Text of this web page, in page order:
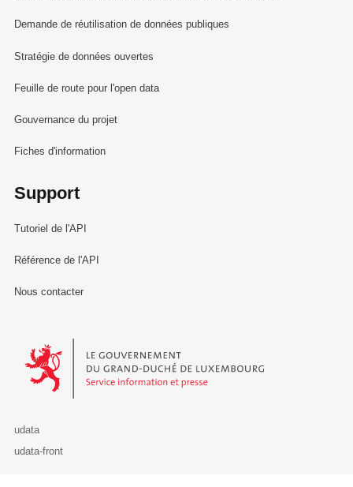
Demande de réutilisation de données publiques
Stratégie de données ouvertes
Feuille de route pour l'open data
Gouvernance du projet
Fiches d'information
Support
Tutoriel de l'API
Référence de l'API
Nous contacter
Le Gouvernement du Grand-Duché de Luxembourg - Service
udata
udata-front